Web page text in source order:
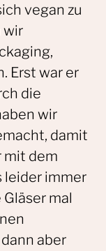
vegan zu
wir
Erst war er
die
wir
damit
mit dem
leider immer
mal
aber